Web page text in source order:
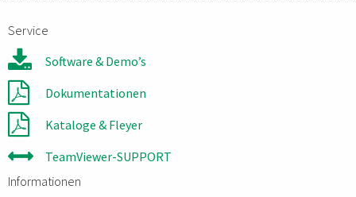
Service
Software & Demo’s
Dokumentationen
Kataloge & Fleyer
TeamViewer-SUPPORT
Informationen